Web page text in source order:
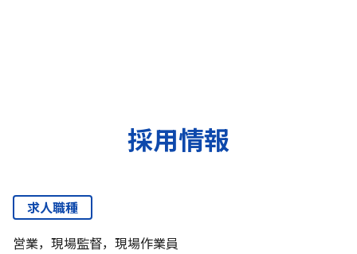
採用情報
求人職種
営業，現場監督，現場作業員